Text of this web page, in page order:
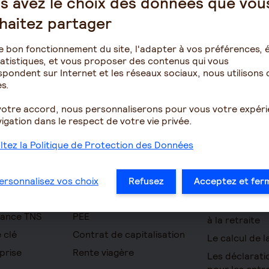
TNS
clé
Épargne
Assurance vie
PERCOL / PERECOL
PEE
Contrat de capitalisation
Rente viagère
Le
la retraite
à la retraite
Le calcul de
Les
partager
bon fonctionnement du site, l'adapter à vos préférences,
et vous proposer des contenus qui vous
sur Internet et les réseaux sociaux, nous utilisons
accord, nous personnaliserons pour vous votre
dans le respect de votre vie privée.
la Politique de Protection des Données
vos choix Refusez Acceptez et